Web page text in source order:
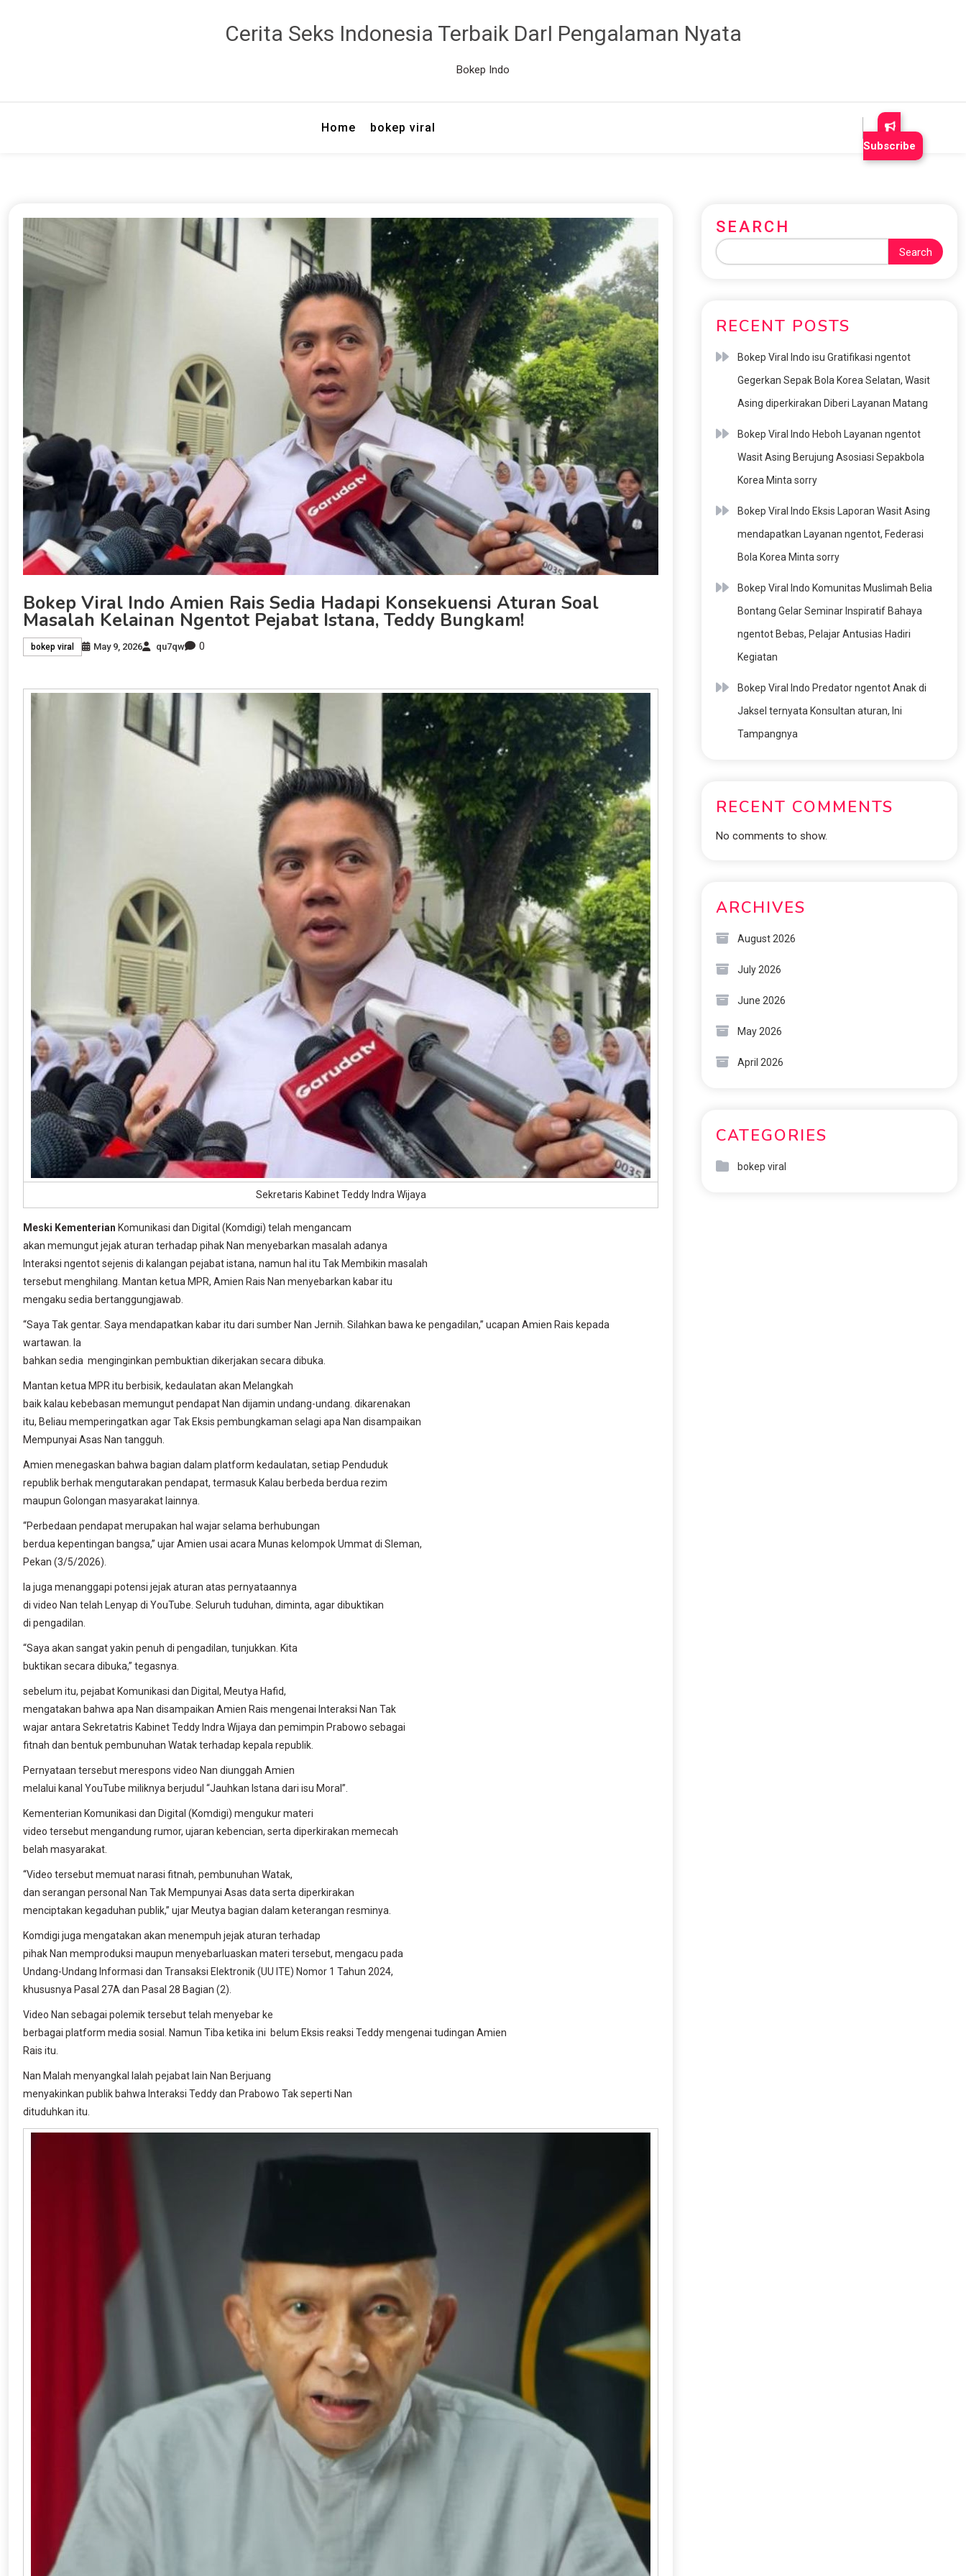
Cerita Seks Indonesia Terbaik DarI Pengalaman Nyata
Bokep Indo
Home bokep viral
Subscribe
Bokep Viral Indo Amien Rais Sedia Hadapi Konsekuensi Aturan Soal
Masalah Kelainan Ngentot Pejabat Istana, Teddy Bungkam!
bokep viral May 9, 2026 qu7qw 0
Sekretaris Kabinet Teddy Indra Wijaya
Meski Kementerian Komunikasi dan Digital (Komdigi) telah mengancam
akan memungut jejak aturan terhadap pihak Nan menyebarkan masalah adanya
Interaksi ngentot sejenis di kalangan pejabat istana, namun hal itu Tak Membikin masalah
tersebut menghilang. Mantan ketua MPR, Amien Rais Nan menyebarkan kabar itu
mengaku sedia bertanggungjawab.
“Saya Tak gentar. Saya mendapatkan kabar itu dari sumber Nan Jernih. Silahkan bawa ke pengadilan,” ucapan Amien Rais kepada
wartawan. Ia
bahkan sedia menginginkan pembuktian dikerjakan secara dibuka.
Mantan ketua MPR itu berbisik, kedaulatan akan Melangkah
baik kalau kebebasan memungut pendapat Nan dijamin undang-undang. dikarenakan
itu, Beliau memperingatkan agar Tak Eksis pembungkaman selagi apa Nan disampaikan
Mempunyai Asas Nan tangguh.
Amien menegaskan bahwa bagian dalam platform kedaulatan, setiap Penduduk
republik berhak mengutarakan pendapat, termasuk Kalau berbeda berdua rezim
maupun Golongan masyarakat lainnya.
“Perbedaan pendapat merupakan hal wajar selama berhubungan
berdua kepentingan bangsa,” ujar Amien usai acara Munas kelompok Ummat di Sleman,
Pekan (3/5/2026).
Ia juga menanggapi potensi jejak aturan atas pernyataannya
di video Nan telah Lenyap di YouTube. Seluruh tuduhan, diminta, agar dibuktikan
di pengadilan.
“Saya akan sangat yakin penuh di pengadilan, tunjukkan. Kita
buktikan secara dibuka,” tegasnya.
sebelum itu, pejabat Komunikasi dan Digital, Meutya Hafid,
mengatakan bahwa apa Nan disampaikan Amien Rais mengenai Interaksi Nan Tak
wajar antara Sekretatris Kabinet Teddy Indra Wijaya dan pemimpin Prabowo sebagai
fitnah dan bentuk pembunuhan Watak terhadap kepala republik.
Pernyataan tersebut merespons video Nan diunggah Amien
melalui kanal YouTube miliknya berjudul “Jauhkan Istana dari isu Moral”.
Kementerian Komunikasi dan Digital (Komdigi) mengukur materi
video tersebut mengandung rumor, ujaran kebencian, serta diperkirakan memecah
belah masyarakat.
“Video tersebut memuat narasi fitnah, pembunuhan Watak,
dan serangan personal Nan Tak Mempunyai Asas data serta diperkirakan
menciptakan kegaduhan publik,” ujar Meutya bagian dalam keterangan resminya.
Komdigi juga mengatakan akan menempuh jejak aturan terhadap
pihak Nan memproduksi maupun menyebarluaskan materi tersebut, mengacu pada
Undang-Undang Informasi dan Transaksi Elektronik (UU ITE) Nomor 1 Tahun 2024,
khususnya Pasal 27A dan Pasal 28 Bagian (2).
Video Nan sebagai polemik tersebut telah menyebar ke
berbagai platform media sosial. Namun Tiba ketika ini belum Eksis reaksi Teddy mengenai tudingan Amien
Rais itu.
Nan Malah menyangkal Ialah pejabat lain Nan Berjuang
menyakinkan publik bahwa Interaksi Teddy dan Prabowo Tak seperti Nan
dituduhkan itu.
SEARCH
Search
RECENT POSTS
Bokep Viral Indo isu Gratifikasi ngentot
Gegerkan Sepak Bola Korea Selatan, Wasit
Asing diperkirakan Diberi Layanan Matang
Bokep Viral Indo Heboh Layanan ngentot
Wasit Asing Berujung Asosiasi Sepakbola
Korea Minta sorry
Bokep Viral Indo Eksis Laporan Wasit Asing
mendapatkan Layanan ngentot, Federasi
Bola Korea Minta sorry
Bokep Viral Indo Komunitas Muslimah Belia
Bontang Gelar Seminar Inspiratif Bahaya
ngentot Bebas, Pelajar Antusias Hadiri
Kegiatan
Bokep Viral Indo Predator ngentot Anak di
Jaksel ternyata Konsultan aturan, Ini
Tampangnya
RECENT COMMENTS
No comments to show.
ARCHIVES
August 2026
July 2026
June 2026
May 2026
April 2026
CATEGORIES
bokep viral